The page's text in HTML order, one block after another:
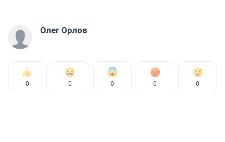
Олег Орлов
0 0 0 0 0